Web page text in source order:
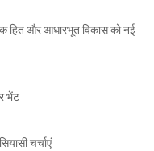
हित और आधारभूत विकास को नई
भेंट
चर्चाएं